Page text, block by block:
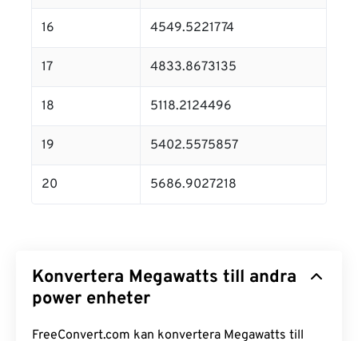
16 4549.5221774
17 4833.8673135
18 5118.2124496
19 5402.5575857
20 5686.9027218
Konvertera Megawatts till andra
power enheter
FreeConvert.com kan konvertera Megawatts till